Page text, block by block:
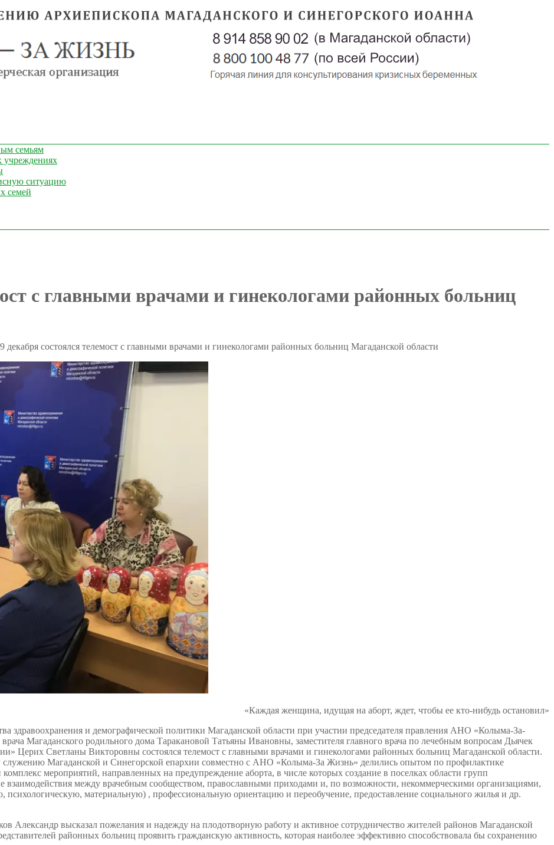
семьям
учреждениях
ситуацию
семей
с главными врачами и гинекологами районных больниц
декабря состоялся телемост с главными врачами и гинекологами районных больниц Магаданской области
«Каждая женщина, идущая на аборт, ждет, чтобы ее кто-нибудь остановил»
здравоохранения и демографической политики Магаданской области при участии председателя правления АНО «Колыма-За-
Магаданского родильного дома Таракановой Татьяны Ивановны, заместителя главного врача по лечебным вопросам Дьячек
Церих Светланы Викторовны состоялся телемост с главными врачами и гинекологами районных больниц Магаданской области.
служению Магаданской и Синегорской епархии совместно с АНО «Колыма-За Жизнь» делились опытом по профилактике
мероприятий, направленных на предупреждение аборта, в числе которых создание в поселках области групп
между врачебным сообществом, православными приходами и, по возможности, некоммерческими организациями,
материальную) , профессиональную ориентацию и переобучение, предоставление социального жилья и др.
высказал пожелания и надежду на плодотворную работу и активное сотрудничество жителей районов Магаданской
районных больниц проявить гражданскую активность, которая наиболее эффективно способствовала бы сохранению